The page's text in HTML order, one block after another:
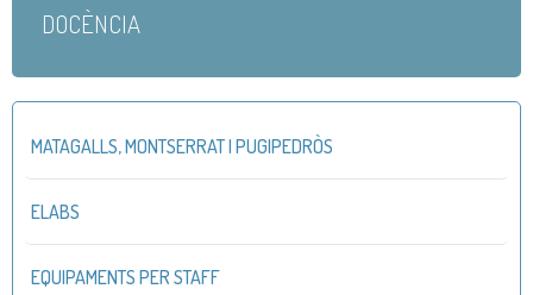
DOCÈNCIA
MATAGALLS, MONTSERRAT I PUGIPEDRÒS
ELABS
EQUIPAMENTS PER STAFF